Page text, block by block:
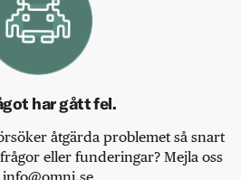
har gått fel.
åtgärda problemet så snart
eller funderingar? Mejla oss